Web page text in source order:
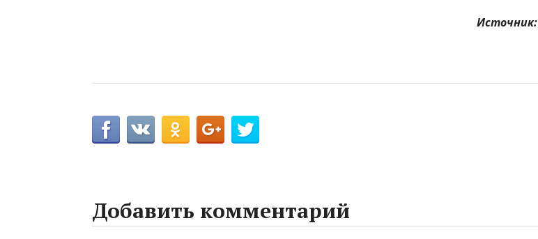
Источник:
Добавить комментарий